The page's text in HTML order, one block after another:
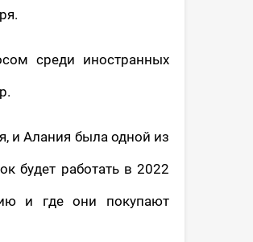
среди иностранных
и Алания была одной из
будет работать в 2022
и где они покупают